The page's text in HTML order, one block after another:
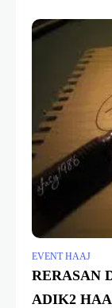
EVENT HAAJ
RERASAN
ADIK2